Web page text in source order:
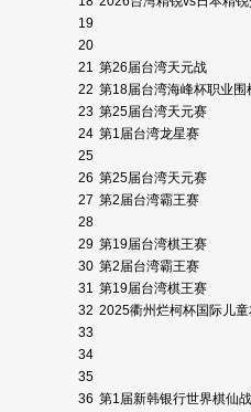
19
20
21 第26届台湾天元战
22 第18届台湾海峰杯职业围
23 第25届台湾天元赛
24 第1届台湾龙星赛
25
26 第25届台湾天元赛
27 第2届台湾霸王赛
28
29 第19届台湾棋王赛
30 第2届台湾霸王赛
31 第19届台湾棋王赛
32 2025衢州烂柯杯国际儿
33
34
35
36 第1届新韩银行世界棋仙